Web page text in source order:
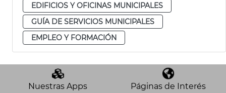
EDIFICIOS Y OFICINAS MUNICIPALES
GUÍA DE SERVICIOS MUNICIPALES
EMPLEO Y FORMACIÓN
Nuestras Apps Páginas de Interés